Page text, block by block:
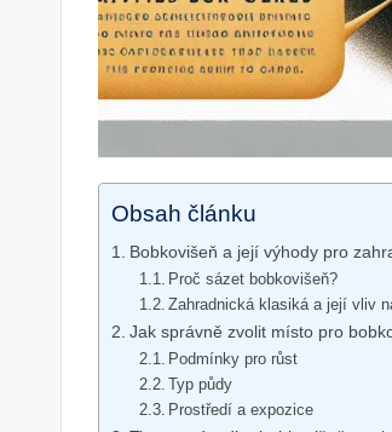
Obsah článku
Bobkovišeň a její výhody pro
Proč sázet bobkovišeň?
Zahradnická klasiká a její vliv
Jak správně zvolit místo pro
Podmínky pro růst
Typ půdy
Prostředí a expozice